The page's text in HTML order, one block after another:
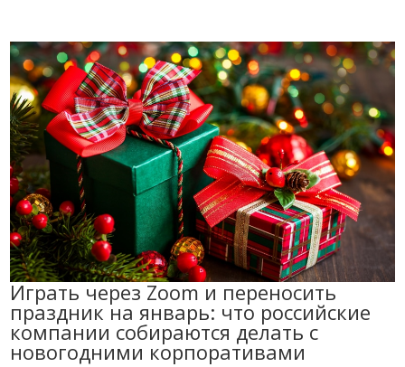
Играть через Zoom и переносить
праздник на январь: что российские
компании собираются делать с
новогодними корпоративами